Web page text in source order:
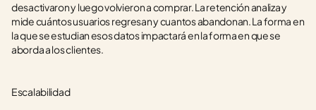
desactivaron y luego volvieron a comprar. La retención analiza y
mide cuántos usuarios regresan y cuantos abandonan. La forma en
la que se estudian esos datos impactará en la forma en que se
aborda a los clientes.
Escalabilidad